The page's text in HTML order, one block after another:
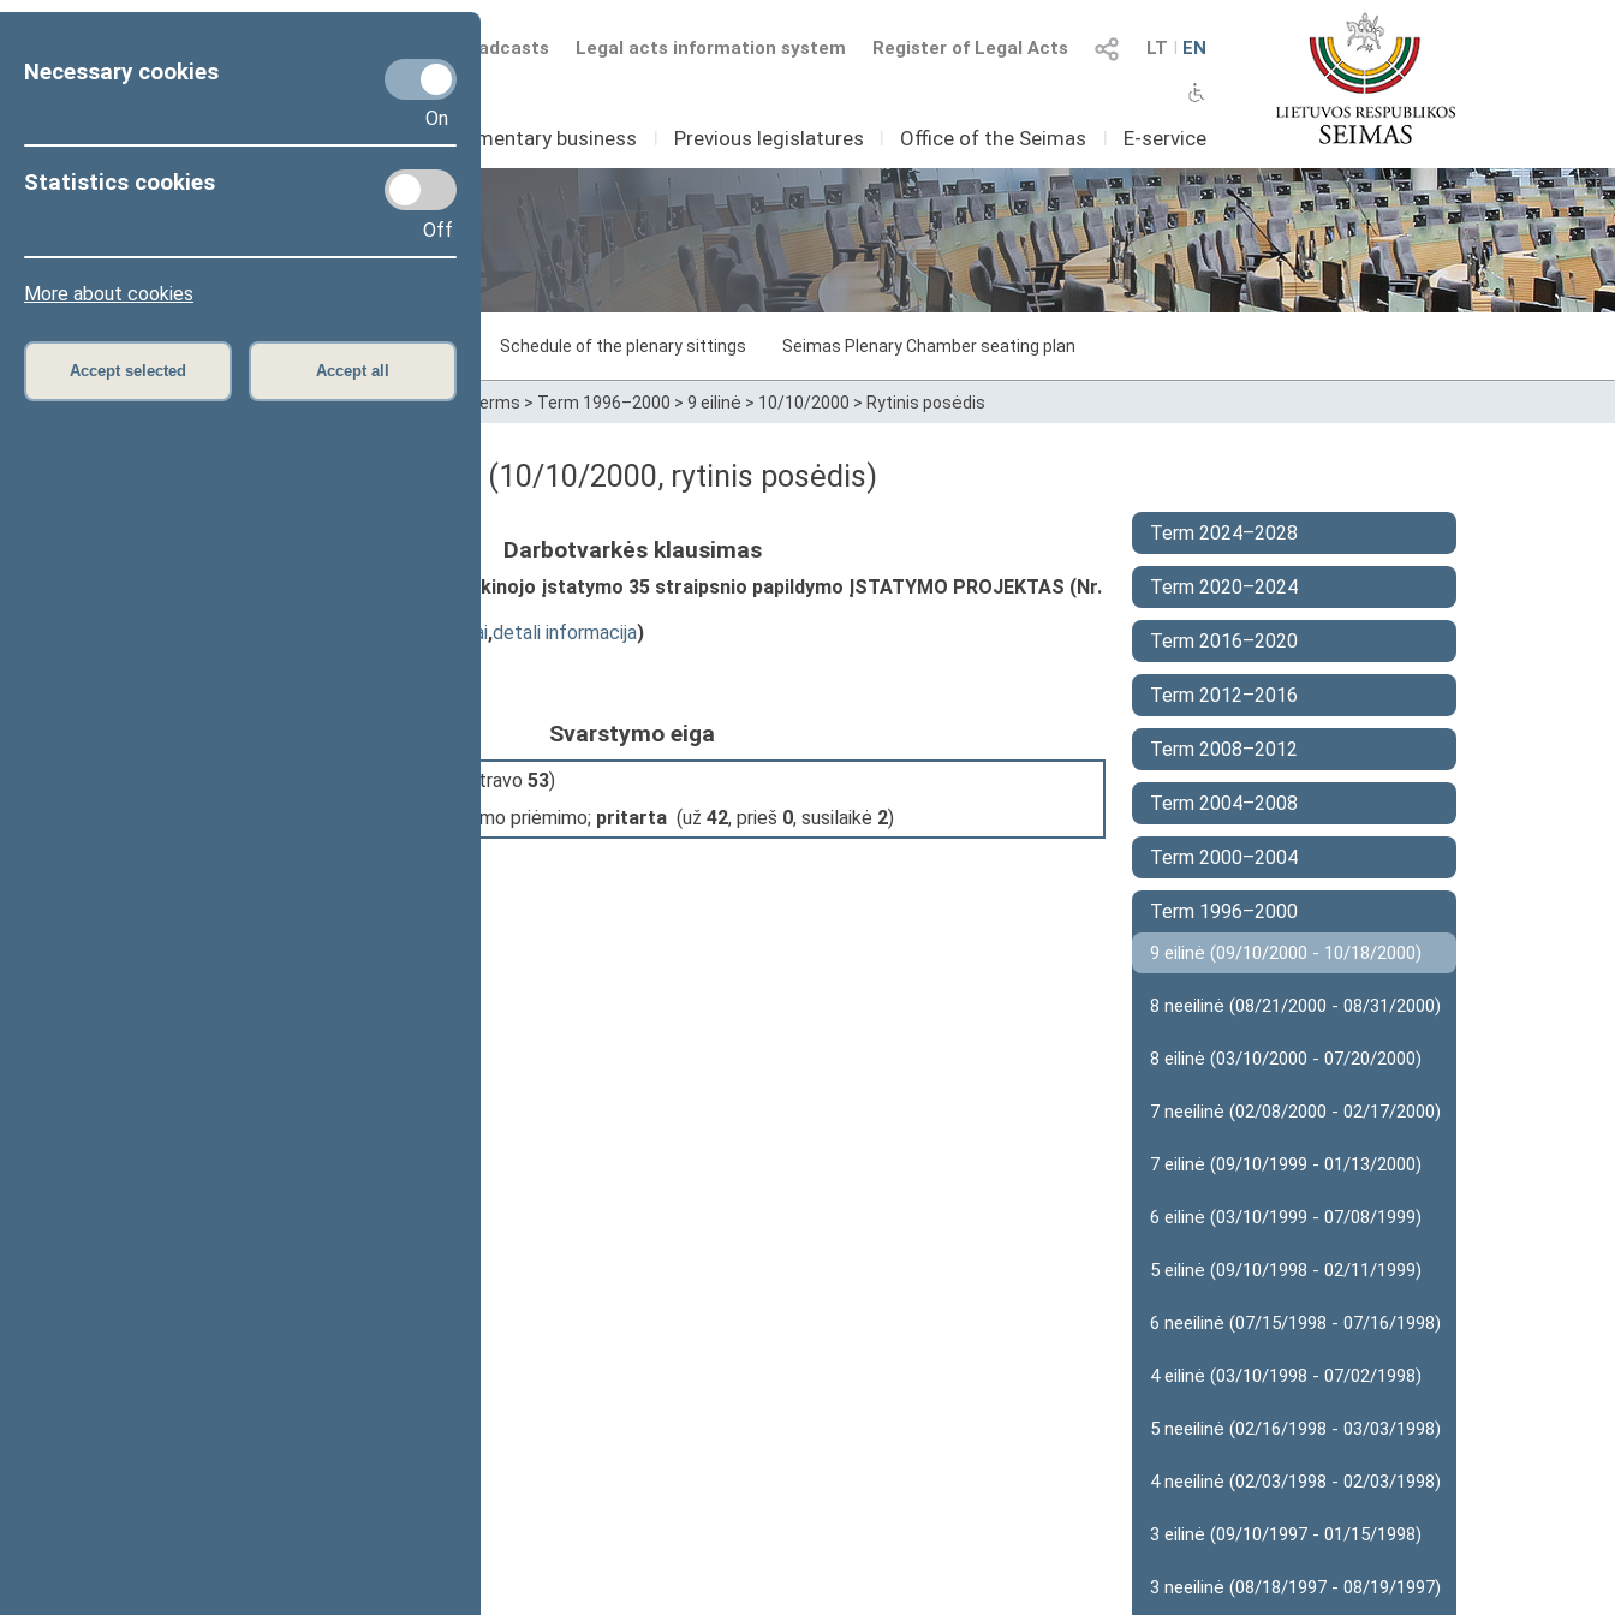
Necessary cookies
On
Statistics cookies
Off
More about cookies
Accept selected Accept all
LT I EN
Register of Legal Acts
Legal acts information system
Scheduled broadcasts
Seimas I Parliamentary business I Previous legislatures I Office of the Seimas I E-service
Sitting in progress Plenary sittings Schedule of the plenary sittings Seimas Plenary Chamber seating plan
Home>Plenary sittings>Parliamentary terms > Term 1996–2000 > 9 eilinė > 10/10/2000 > Rytinis posėdis
Darbotvarkės klausimas (10/10/2000, rytinis posėdis)
Darbotvarkės klausimas
Fizinių asmenų pajamų mokesčio laikinojo įstatymo 35 straipsnio papildymo ĮSTATYMO PROJEKTAS (Nr.
susiję dokumentai,detali informacija)
Svarstymo eiga
(užsiregistravo 53)
dėl įstatymo priėmimo; pritarta (už 42, prieš 0, susilaikė 2)
Term 2024–2028
Term 2020–2024
Term 2016–2020
Term 2012–2016
Term 2008–2012
Term 2004–2008
Term 2000–2004
Term 1996–2000
9 eilinė (09/10/2000 - 10/18/2000)
8 neeilinė (08/21/2000 - 08/31/2000)
8 eilinė (03/10/2000 - 07/20/2000)
7 neeilinė (02/08/2000 - 02/17/2000)
7 eilinė (09/10/1999 - 01/13/2000)
6 eilinė (03/10/1999 - 07/08/1999)
5 eilinė (09/10/1998 - 02/11/1999)
6 neeilinė (07/15/1998 - 07/16/1998)
4 eilinė (03/10/1998 - 07/02/1998)
5 neeilinė (02/16/1998 - 03/03/1998)
4 neeilinė (02/03/1998 - 02/03/1998)
3 eilinė (09/10/1997 - 01/15/1998)
3 neeilinė (08/18/1997 - 08/19/1997)